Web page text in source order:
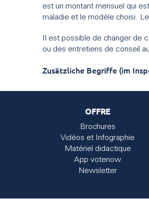
est un montant mensuel qui
maladie et le modèle choisi.
Il est possible de changer de
ou des entretiens de conseil
Zusätzliche Begriffe (im
OFFRE
Brochures
Vidéos et Infographie
Matériel didactique
App votenow
Newsletter